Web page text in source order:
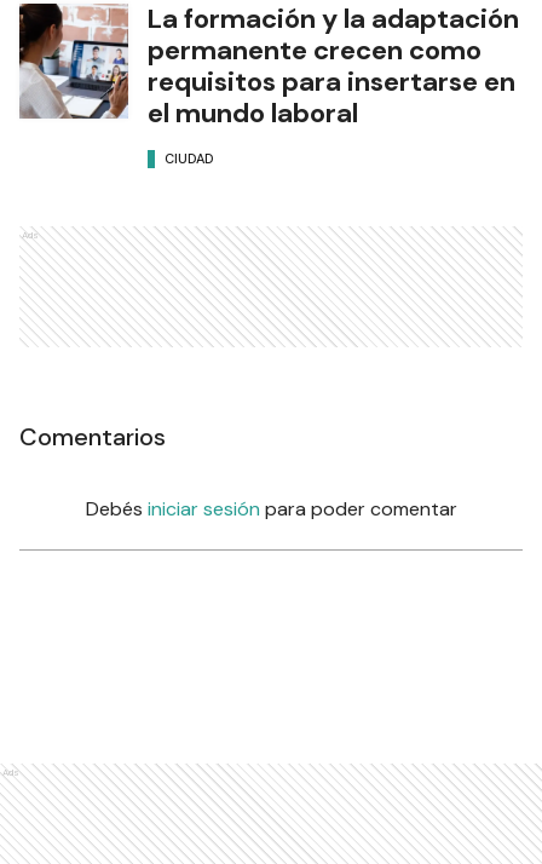
La formación y la adaptación
permanente crecen como
requisitos para insertarse en
el mundo laboral
CIUDAD
Ads
Comentarios
Debés iniciar sesión para poder comentar
Ads